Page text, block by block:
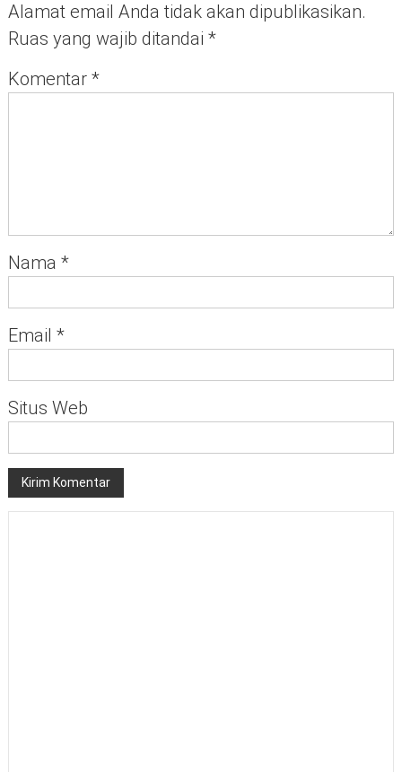
Alamat email Anda tidak akan dipublikasikan.
Ruas yang wajib ditandai *
Komentar *
Nama *
Email *
Situs Web